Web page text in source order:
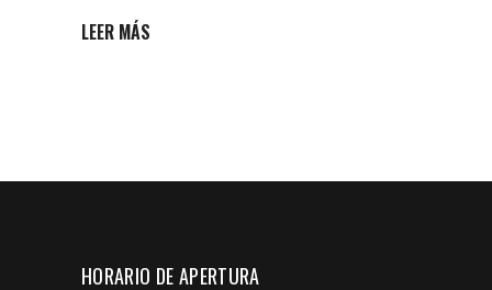
LEER MÁS
HORARIO DE APERTURA